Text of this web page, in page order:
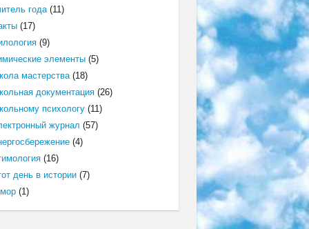
года(11)
(17)
(9)
элементы(5)
мастерства(18)
документация(26)
психологу(11)
журнал (57)
(4)
(16)
день в истории(7)
(1)